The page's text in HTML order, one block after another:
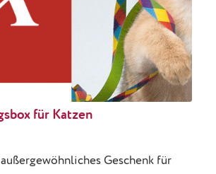
für Katzen
Geschenk für